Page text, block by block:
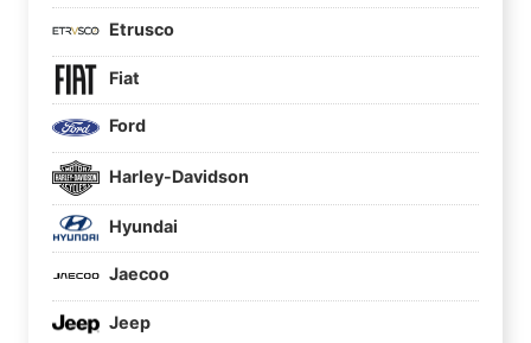
Etrusco
Fiat
Ford
Harley-Davidson
Hyundai
Jaecoo
Jeep